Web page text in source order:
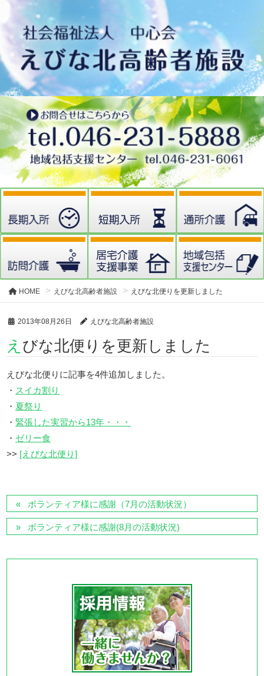
HOME えびな北高齢者施設 えびな北便りを更新しました
2013年08月26日 えびな北高齢者施設
えびな北便りを更新しました
えびな北便りに記事を4件追加しました。
・ スイカ割り
・ 夏祭り
・ 緊張した実習から13年・・・
・ ゼリー食
>> [えびな北便り]
ボランティア様に感謝（7月の活動状況）
ボランティア様に感謝(8月の活動状況)